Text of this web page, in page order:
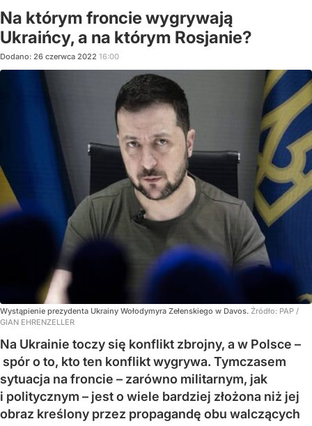
Na którym froncie wygrywają
Ukraińcy, a na którym Rosjanie?
Dodano: 26 czerwca 2022 16:00
Wystąpienie prezydenta Ukrainy Wołodymyra Zełenskiego w Davos. Źródło: PAP /
GIAN EHRENZELLER
Na Ukrainie toczy się konflikt zbrojny, a w Polsce –
spór o to, kto ten konflikt wygrywa. Tymczasem
sytuacja na froncie – zarówno militarnym, jak
i politycznym – jest o wiele bardziej złożona niż jej
obraz kreślony przez propagandę obu walczących